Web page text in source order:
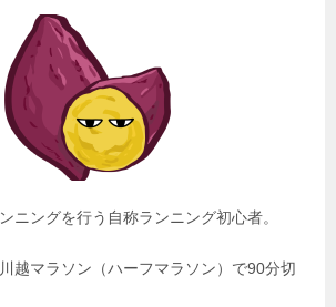
ニングを行う自称ランニング初心者。
越マラソン（ハーフマラソン）で90分切